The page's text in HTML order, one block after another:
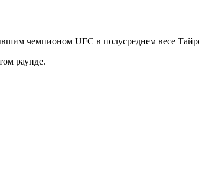
чемпионом UFC в полусреднем весе
раунде.